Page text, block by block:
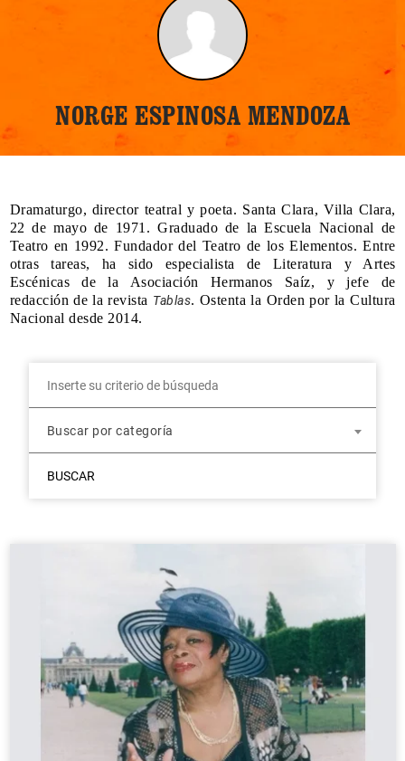
NORGE ESPINOSA MENDOZA
Dramaturgo, director teatral y poeta. Santa Clara, Villa Clara,
22 de mayo de 1971. Graduado de la Escuela Nacional de
Teatro en 1992. Fundador del Teatro de los Elementos. Entre
otras tareas, ha sido especialista de Literatura y Artes
Escénicas de la Asociación Hermanos Saíz, y jefe de
redacción de la revista Tablas. Ostenta la Orden por la Cultura
Nacional desde 2014.
Buscar por categoría
BUSCAR